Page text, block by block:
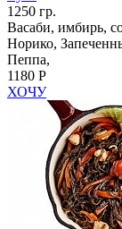
1250 гр.
Васаби, имбирь,
Норико,
Пеппа,
1180 Р
ХОЧУ